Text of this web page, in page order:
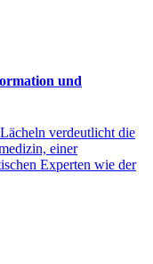
und
verdeutlicht die
einer
Experten wie der